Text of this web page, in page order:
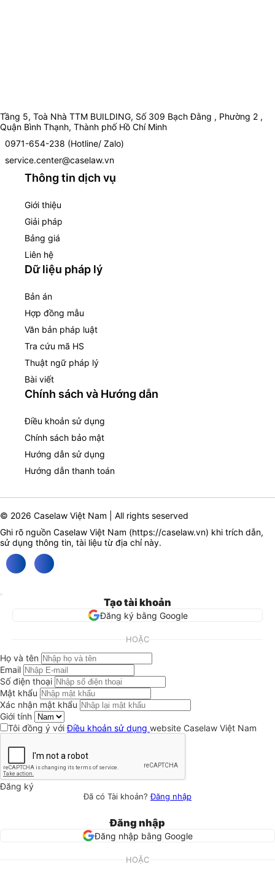
Tầng 5, Toà Nhà TTM BUILDING, Số 309 Bạch Đằng , Phường 2 ,
Quận Bình Thạnh, Thành phố Hồ Chí Minh
0971-654-238 (Hotline/ Zalo)
service.center@caselaw.vn
Thông tin dịch vụ
Giới thiệu
Giải pháp
Bảng giá
Liên hệ
Dữ liệu pháp lý
Bản án
Hợp đồng mẫu
Văn bản pháp luật
Tra cứu mã HS
Thuật ngữ pháp lý
Bài viết
Chính sách và Hướng dẫn
Điều khoản sử dụng
Chính sách bảo mật
Hướng dẫn sử dụng
Hướng dẫn thanh toán
© 2026 Caselaw Việt Nam | All rights seserved
Ghi rõ nguồn Caselaw Việt Nam (https://caselaw.vn) khi trích dẫn,
sử dụng thông tin, tài liệu từ địa chỉ này.
Tạo tài khoản
Đăng ký bằng Google
HOẶC
Họ và tên
Email
Số điện thoại
Mật khẩu
Xác nhận mật khẩu
Giới tính
Tôi đồng ý vớiĐiều khoản sử dụng website Caselaw Việt Nam
Đăng ký
Đã có Tài khoản?Đăng nhập
Đăng nhập
Đăng nhập bằng Google
HOẶC